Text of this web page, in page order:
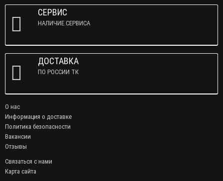
СЕРВИС
НАЛИЧИЕ СЕРВИСА
ДОСТАВКА
ПО РОССИИ ТК
О нас
Информация о доставке
Политика безопасности
Вакансии
Отзывы
Связаться с нами
Карта сайта